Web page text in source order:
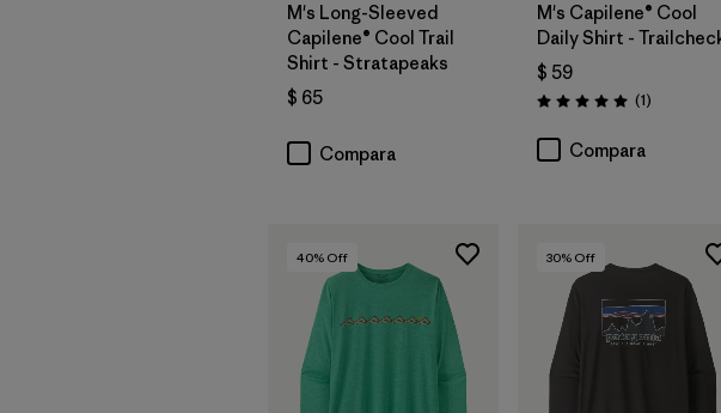
M's Long-Sleeved
Capilene® Cool Trail
Shirt - Stratapeaks
$ 65
Compara
M's Capilene® Cool
Daily Shirt -
$ 59
Valoración: 5.0 / 5
(1)
Compara
40% Off 30% Off